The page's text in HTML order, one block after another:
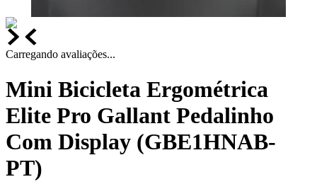
Carregando avaliações...
Mini Bicicleta Ergométrica
Elite Pro Gallant Pedalinho
Com Display (GBE1HNAB-
PT)